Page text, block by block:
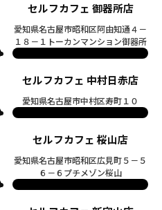
セルフカフェ 御器所店
愛知県名古屋市昭和区阿由知通４－
１８－１トーカンマンション御器所
セルフカフェ 中村日赤店
愛知県名古屋市中村区寿町１０
セルフカフェ 桜山店
愛知県名古屋市昭和区広見町５－５
６－６プチメゾン桜山